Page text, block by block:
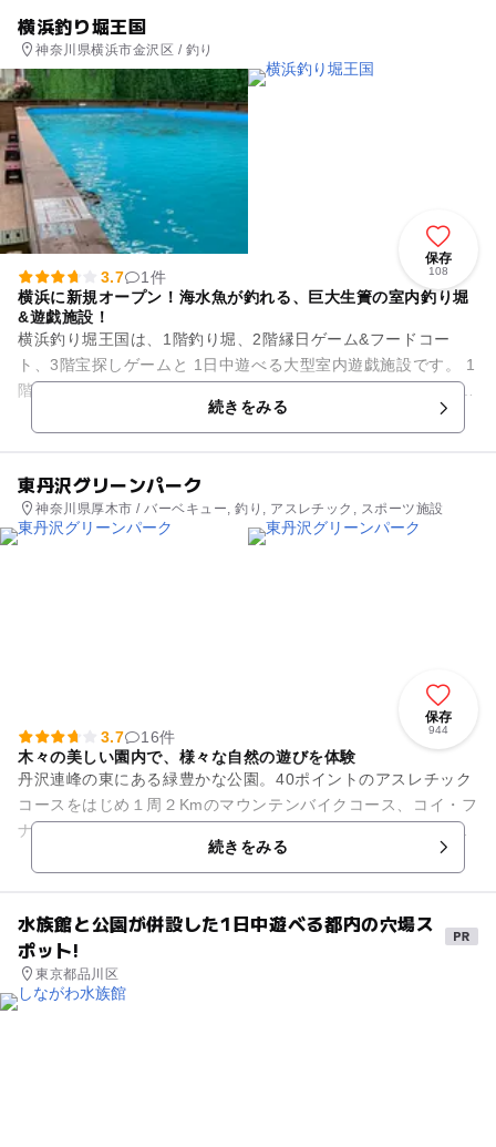
横浜釣り堀王国
神奈川県横浜市金沢区 / 釣り
保存
108
3.7
1件
横浜に新規オープン！海水魚が釣れる、巨大生簀の室内釣り堀
&遊戯施設！
横浜釣り堀王国は、1階釣り堀、2階縁日ゲーム&フードコー
ト、3階宝探しゲームと 1日中遊べる大型室内遊戯施設です。 1
階釣り堀のメインは、海水魚！ 真鯛、カサゴ、アジ、ヒラメ、
続きをみる
東丹沢グリーンパーク
神奈川県厚木市 / バーベキュー, 釣り, アスレチック, スポーツ施設
保存
944
3.7
16件
木々の美しい園内で、様々な自然の遊びを体験
丹沢連峰の東にある緑豊かな公園。40ポイントのアスレチック
コースをはじめ１周２Kmのマウンテンバイクコース、コイ・フ
ナ・金魚の釣りが楽しめる釣堀や、つかみどりの池（夏期の
み）、うさぎとふれあえる...続きをみる
水族館と公園が併設した1日中遊べる都内の穴場ス
ポット!
東京都品川区